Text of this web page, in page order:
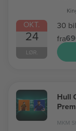
OKT.
24
LØR.
30
fra
Hull
MKM